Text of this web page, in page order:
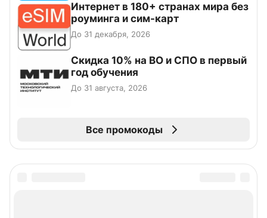
Интернет в 180+ странах мира без
роуминга и сим-карт
До 31 декабря, 2026
Скидка 10% на ВО и СПО в первый
год обучения
До 31 августа, 2026
Все промокоды